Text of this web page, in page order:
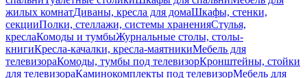
жилых комнатДиваны, кресла для домаШкафы, стенки,
секцииПолки, стеллажи, системы храненияСтулья,
креслаКомоды и тумбыЖурнальные столы, столы-
книгиКресла-качалки, кресла-маятникиМебель для
телевизораКомоды, тумбы под телевизорКронштейны, стойки
для телевизораКаминокомплекты под телевизорМебель для